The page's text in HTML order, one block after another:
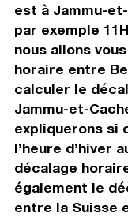
est à Jammu-
par exemple
nous allons
horaire entre
calculer le
Jammu-et-
expliquerons si
l’heure d’hiver
décalage
également le
entre la Suisse